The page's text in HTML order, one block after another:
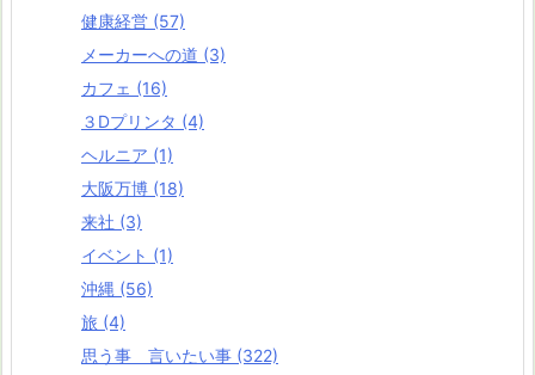
健康経営 (57)
メーカーへの道 (3)
カフェ (16)
３Dプリンタ (4)
ヘルニア (1)
大阪万博 (18)
来社 (3)
イベント (1)
沖縄 (56)
旅 (4)
思う事 言いたい事 (322)